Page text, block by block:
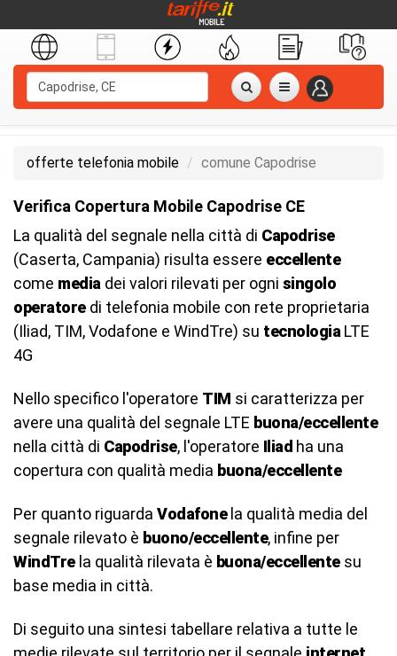
offerte telefonia mobile comune Capodrise
Verifica Copertura Mobile Capodrise CE
La qualità del segnale nella città di Capodrise
(Caserta, Campania) risulta essere eccellente
come media dei valori rilevati per ogni singolo
operatoredi telefonia mobile con rete proprietaria
(Iliad, TIM, Vodafone e WindTre) su tecnologia LTE
4G
Nello specifico l'operatore TIM si caratterizza per
avere una qualità del segnale LTE buona/eccellente
nella città di Capodrise, l'operatore Iliad ha una
copertura con qualità media buona/eccellente
Per quanto riguarda Vodafonela qualità media del
segnale rilevato è buono/eccellente, infine per
WindTrela qualità rilevata è buona/eccellentesu
base media in città.
Di seguito una sintesi tabellare relativa a tutte le